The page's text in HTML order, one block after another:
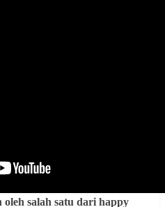
salah satu dari happy